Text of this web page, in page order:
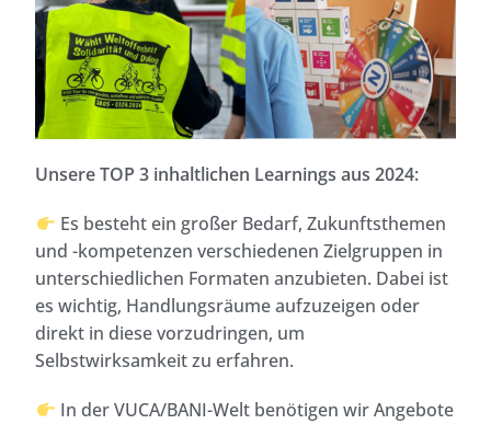
Unsere TOP 3 inhaltlichen Learnings aus 2024:
Es besteht ein großer Bedarf, Zukunftsthemen
und -kompetenzen verschiedenen Zielgruppen in
unterschiedlichen Formaten anzubieten. Dabei ist
es wichtig, Handlungsräume aufzuzeigen oder
direkt in diese vorzudringen, um
Selbstwirksamkeit zu erfahren.
In der VUCA/BANI-Welt benötigen wir Angebote